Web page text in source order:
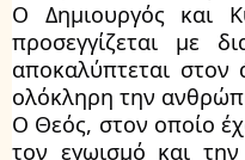
Ο Δημιουργός και
προσεγγίζεται με
αποκαλύπτεται
ολόκληρη την
Ο Θεός, στον οποίο
τον εγωισμό και